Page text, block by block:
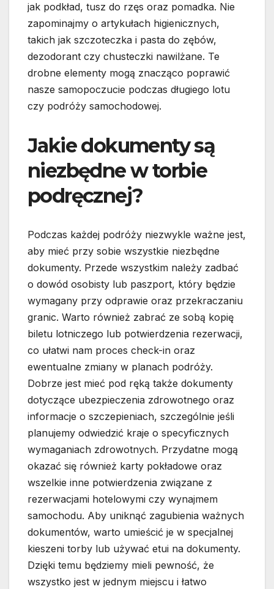
jak podkład, tusz do rzęs oraz pomadka. Nie
zapominajmy o artykułach higienicznych,
takich jak szczoteczka i pasta do zębów,
dezodorant czy chusteczki nawilżane. Te
drobne elementy mogą znacząco poprawić
nasze samopoczucie podczas długiego lotu
czy podróży samochodowej.
Jakie dokumenty są
niezbędne w torbie
podręcznej?
Podczas każdej podróży niezwykle ważne jest,
aby mieć przy sobie wszystkie niezbędne
dokumenty. Przede wszystkim należy zadbać
o dowód osobisty lub paszport, który będzie
wymagany przy odprawie oraz przekraczaniu
granic. Warto również zabrać ze sobą kopię
biletu lotniczego lub potwierdzenia rezerwacji,
co ułatwi nam proces check-in oraz
ewentualne zmiany w planach podróży.
Dobrze jest mieć pod ręką także dokumenty
dotyczące ubezpieczenia zdrowotnego oraz
informacje o szczepieniach, szczególnie jeśli
planujemy odwiedzić kraje o specyficznych
wymaganiach zdrowotnych. Przydatne mogą
okazać się również karty pokładowe oraz
wszelkie inne potwierdzenia związane z
rezerwacjami hotelowymi czy wynajmem
samochodu. Aby uniknąć zagubienia ważnych
dokumentów, warto umieścić je w specjalnej
kieszeni torby lub używać etui na dokumenty.
Dzięki temu będziemy mieli pewność, że
wszystko jest w jednym miejscu i łatwo